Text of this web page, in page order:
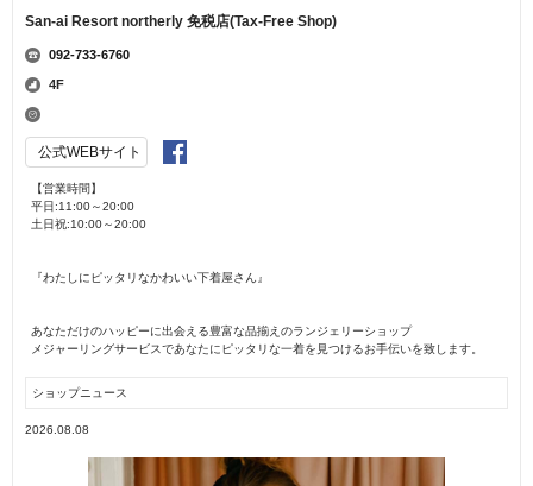
San-ai Resort northerly 免税店(Tax-Free Shop)
092-733-6760
4F
公式WEBサイト
【営業時間】
平日:11:00～20:00
土日祝:10:00～20:00
『わたしにピッタリなかわいい下着屋さん』
あなただけのハッピーに出会える豊富な品揃えのランジェリーショップ
メジャーリングサービスであなたにピッタリな一着を見つけるお手伝いを致します。
ショップニュース
2026.08.08